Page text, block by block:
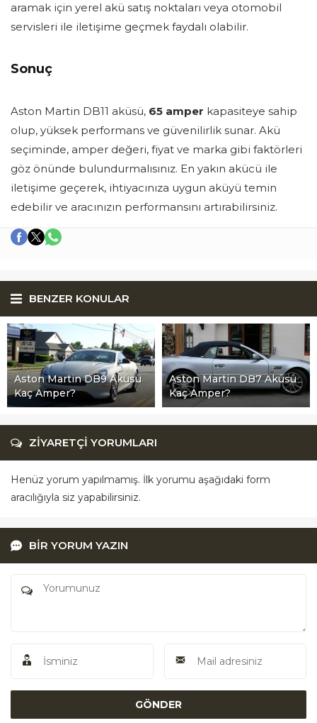
aramak için yerel akü satış noktaları veya otomobil
servisleri ile iletişime geçmek faydalı olabilir.
Sonuç
Aston Martin DB11 aküsü, 65 amper kapasiteye sahip
olup, yüksek performans ve güvenilirlik sunar. Akü
seçiminde, amper değeri, fiyat ve marka gibi faktörleri
göz önünde bulundurmalısınız. En yakın akücü ile
iletişime geçerek, ihtiyacınıza uygun aküyü temin
edebilir ve aracınızın performansını artırabilirsiniz.
BENZER KONULAR
Aston Martin DB9 Aküsü
Kaç Amper?
Aston Martin DB7 Aküsü
Kaç Amper?
ZİYARETÇİ YORUMLARI
Henüz yorum yapılmamış. İlk yorumu aşağıdaki form
aracılığıyla siz yapabilirsiniz.
BİR YORUM YAZIN